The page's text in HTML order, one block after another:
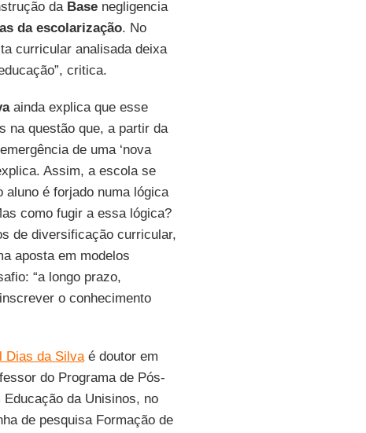
da Basenegligencia
da escolarização. No
curricular analisada deixa
critica.
ainda explica que esse
na questão que, a partir da
de uma ‘nova
Assim, a escola se
é forjado numa lógica
como fugir a essa lógica?
de diversificação curricular,
aposta em modelos
“a longo prazo,
o conhecimento
Dias da Silvaé doutor em
do Programa de Pós-
Educação da Unisinos, no
de pesquisa Formação de